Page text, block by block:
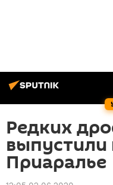
Редких
выпустили
Приаралье